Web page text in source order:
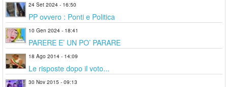
24 Set 2024 - 16:50
PP ovvero : Ponti e Politica
10 Gen 2024 - 18:41
PARERE E’ UN PO’ PARARE
18 Ago 2014 - 14:09
Le risposte dopo il voto...
30 Nov 2015 - 09:13